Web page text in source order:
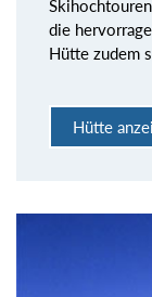
die
Hütte zudem
Hütte